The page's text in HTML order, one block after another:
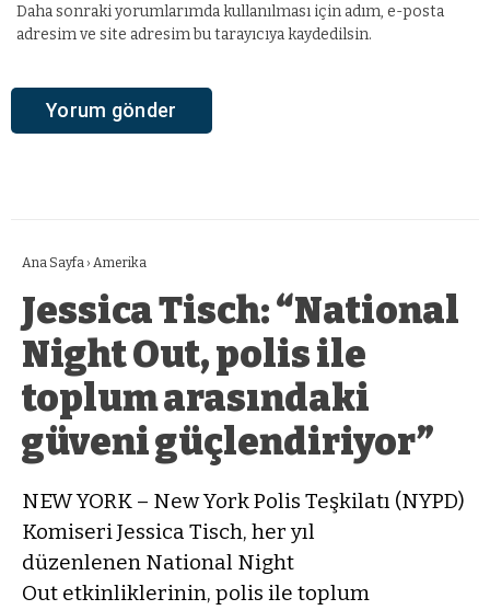
Daha sonraki yorumlarımda kullanılması için adım, e-posta
adresim ve site adresim bu tarayıcıya kaydedilsin.
Ana Sayfa › Amerika
Jessica Tisch: “National
Night Out, polis ile
toplum arasındaki
güveni güçlendiriyor”
NEW YORK – New York Polis Teşkilatı (NYPD)
Komiseri Jessica Tisch, her yıl
düzenlenen National Night
Out etkinliklerinin, polis ile toplum